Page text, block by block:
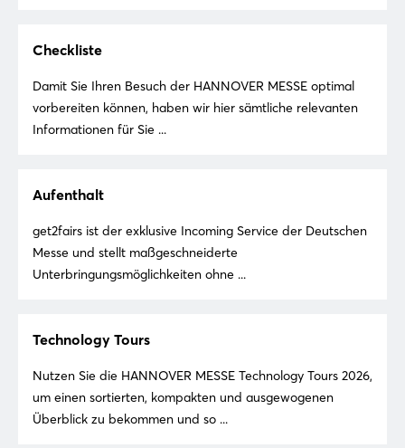
Checkliste
Damit Sie Ihren Besuch der HANNOVER MESSE optimal
vorbereiten können, haben wir hier sämtliche relevanten
Informationen für Sie ...
Aufenthalt
get2fairs ist der exklusive Incoming Service der Deutschen
Messe und stellt maßgeschneiderte
Unterbringungsmöglichkeiten ohne ...
Technology Tours
Nutzen Sie die HANNOVER MESSE Technology Tours 2026,
um einen sortierten, kompakten und ausgewogenen
Überblick zu bekommen und so ...